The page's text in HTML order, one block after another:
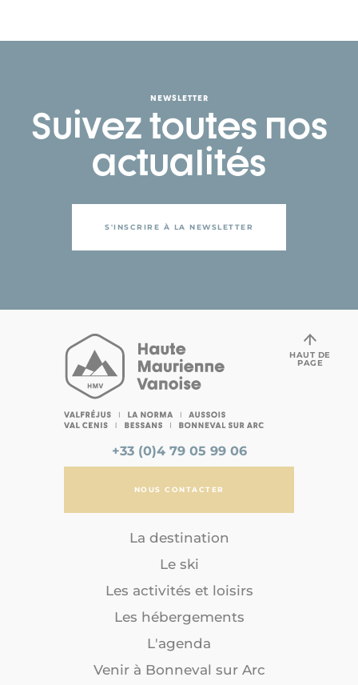
NEWSLETTER
Suivez toutes nos
actualités
S'INSCRIRE À LA NEWSLETTER
+33 (0)4 79 05 99 06
NOUS CONTACTER
La destination
Le ski
Les activités et loisirs
Les hébergements
L'agenda
Venir à Bonneval sur Arc
HAUT DE
PAGE